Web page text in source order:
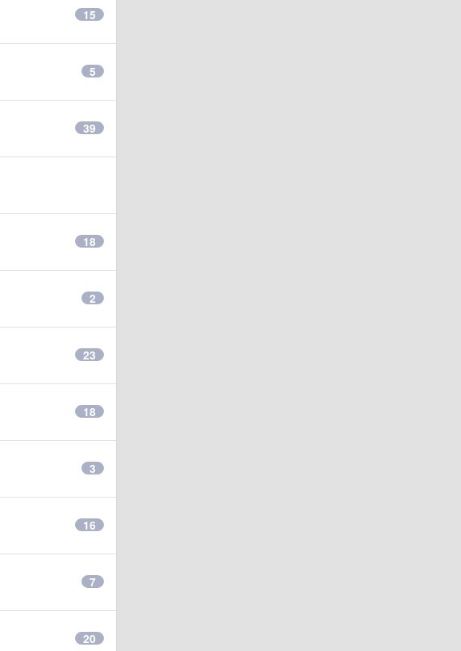
15
5
39
18
2
23
18
3
16
7
20